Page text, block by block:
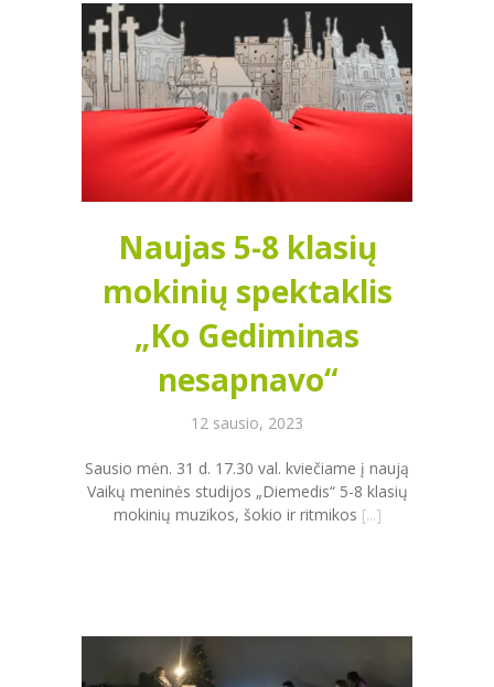
Naujas 5-8 klasių
mokinių spektaklis
„Ko Gediminas
nesapnavo“
12 sausio, 2023
Sausio mėn. 31 d. 17.30 val. kviečiame į naują
Vaikų meninės studijos „Diemedis“ 5-8 klasių
mokinių muzikos, šokio ir ritmikos [...]